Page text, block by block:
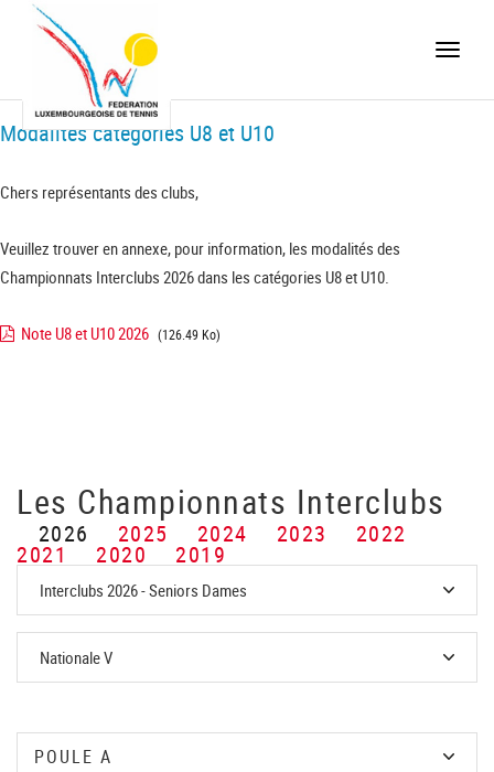
Toggle
Modalités catégories U8 et U10
Chers représentants des clubs,
Veuillez trouver en annexe, pour information, les modalités des
Championnats Interclubs 2026 dans les catégories U8 et U10.
Note U8 et U10 2026 (126.49 Ko)
Les Championnats Interclubs
2026 2025 2024 2023 2022
2021 2020 2019